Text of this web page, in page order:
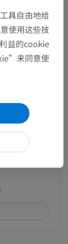
具自由地给
使用这些技
益的cookie
来同意使